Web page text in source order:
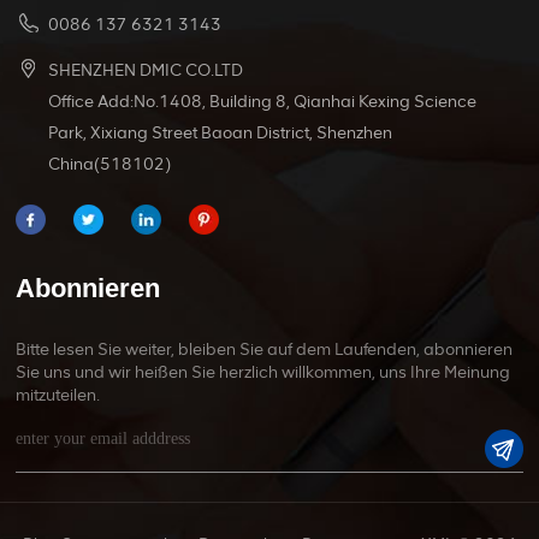
0086 137 6321 3143
SHENZHEN DMIC CO.LTD
Office Add:No.1408, Building 8, Qianhai Kexing Science
Park, Xixiang Street Baoan District, Shenzhen
China(518102)
Abonnieren
Bitte lesen Sie weiter, bleiben Sie auf dem Laufenden, abonnieren
Sie uns und wir heißen Sie herzlich willkommen, uns Ihre Meinung
mitzuteilen.